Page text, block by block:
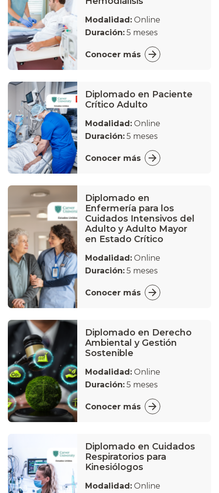
Modalidad: Online
Duración: 5 meses
Conocer más
Diplomado en Paciente
Crítico Adulto
Modalidad: Online
Duración: 5 meses
Conocer más
Diplomado en
Enfermería para los
Cuidados Intensivos del
Adulto y Adulto Mayor
en Estado Crítico
Modalidad: Online
Duración: 5 meses
Conocer más
Diplomado en Derecho
Ambiental y Gestión
Sostenible
Modalidad: Online
Duración: 5 meses
Conocer más
Diplomado en Cuidados
Respiratorios para
Kinesiólogos
Modalidad: Online